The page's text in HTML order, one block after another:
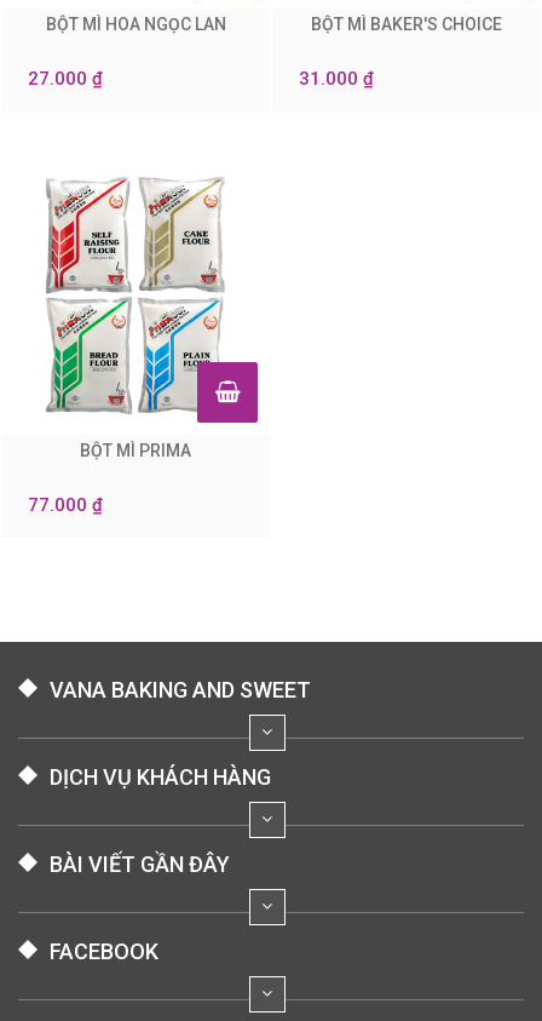
BỘT MÌ HOA NGỌC LAN
27.000 ₫
BỘT MÌ BAKER'S CHOICE
31.000 ₫
BỘT MÌ PRIMA
77.000 ₫
VANA BAKING AND SWEET
DỊCH VỤ KHÁCH HÀNG
BÀI VIẾT GẦN ĐÂY
FACEBOOK